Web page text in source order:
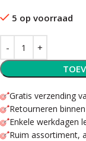
5 op voorraad
Gratis verzending
Retourneren
Enkele werkdagen
Ruim assortiment,